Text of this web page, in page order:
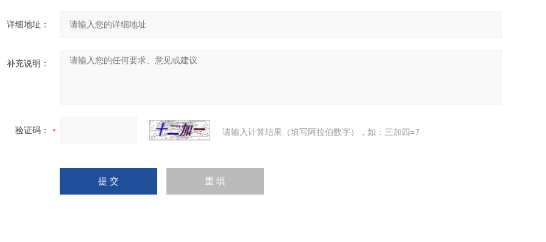
详细地址：
补充说明：
验证码： 请输入计算结果（填写阿拉伯数字），如：三加四=7